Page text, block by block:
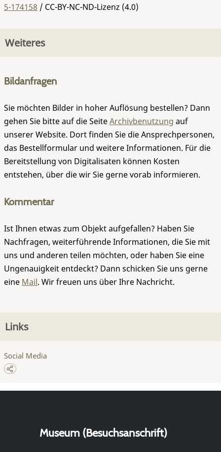
5-174158 / CC-BY-NC-ND-Lizenz (4.0)
Weiteres
Bildanfragen
Sie möchten Bilder in hoher Auflösung bestellen? Dann
gehen Sie bitte auf die SeiteArchivbenutzung auf
unserer Website. Dort finden Sie die Ansprechpersonen,
das Bestellformular und weitere Informationen. Für die
Bereitstellung von Digitalisaten können Kosten
entstehen, über die wir Sie gerne vorab informieren.
Kommentar
Ist Ihnen etwas zum Objekt aufgefallen? Haben Sie
Nachfragen, weiterführende Informationen, die Sie mit
uns und anderen teilen möchten, oder haben Sie eine
Ungenauigkeit entdeckt? Dann schicken Sie uns gerne
eine Mail. Wir freuen uns über Ihre Nachricht.
Links
Social Media
Museum (Besuchsanschrift)